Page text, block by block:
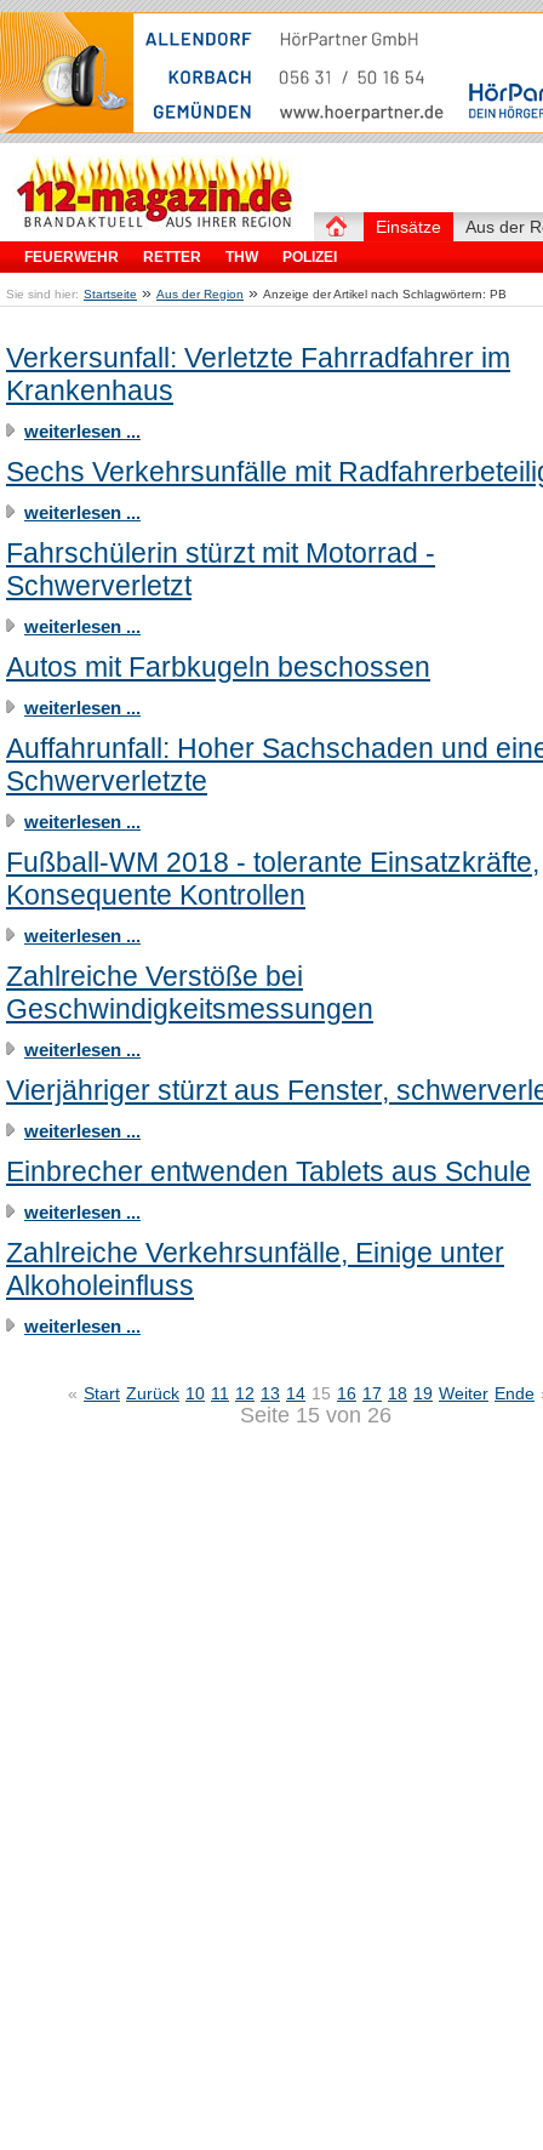
Einsätze
FEUERWEHR RETTER THW POLIZEI
Aus der
Sie sind hier: Startseite » Aus der Region » Anzeige der Artikel nach Schlagwörtern: PB
Verkersunfall: Verletzte Fahrradfahrer im
Krankenhaus
weiterlesen ...
Sechs Verkehrsunfälle mit
weiterlesen ...
Fahrschülerin stürzt mit Motorrad -
Schwerverletzt
weiterlesen ...
Autos mit Farbkugeln beschossen
weiterlesen ...
Auffahrunfall: Hoher Sachschaden und
Schwerverletzte
weiterlesen ...
Fußball-WM 2018 - tolerante Einsatzkräfte,
Konsequente Kontrollen
weiterlesen ...
Zahlreiche Verstöße bei
Geschwindigkeitsmessungen
weiterlesen ...
Vierjähriger stürzt aus Fenster,
weiterlesen ...
Einbrecher entwenden Tablets aus Schule
weiterlesen ...
Zahlreiche Verkehrsunfälle, Einige unter
Alkoholeinfluss
weiterlesen ...
« Start Zurück 10 11 12 13 14 15 16 17 18 19 Weiter Ende
Seite 15 von 26